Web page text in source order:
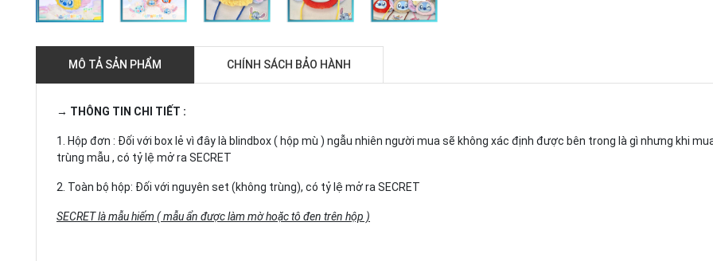
MÔ TẢ SẢN PHẨM CHÍNH SÁCH BẢO HÀNH
→ THÔNG TIN CHI TIẾT :
1. Hộp đơn : Đối với box lẻ vì đây là blindbox ( hộp mù ) ngẫu nhiên người mua sẽ không xác định được bên trong là gì nhưng khi
trùng mẫu , có tỷ lệ mở ra SECRET
2. Toàn bộ hộp: Đối với nguyên set (không trùng), có tỷ lệ mở ra SECRET
SECRET là mẫu hiếm ( mẫu ẩn được làm mờ hoặc tô đen trên hộp )